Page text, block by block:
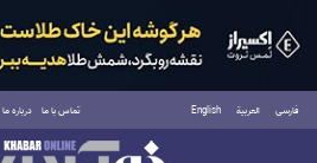
فارسی العربية English تماس با ما درباره ما
یکشنبه ۱۸ مرداد ۱۴۰۵